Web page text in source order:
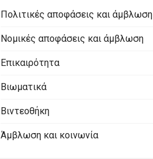
Πολιτικές αποφάσεις και άμβλωση
Νομικές αποφάσεις και άμβλωση
Επικαιρότητα
Βιωματικά
Βιντεοθήκη
Άμβλωση και κοινωνία